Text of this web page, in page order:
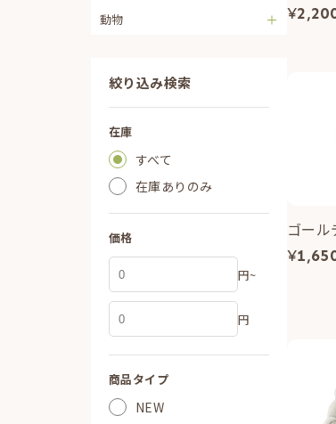
動物
絞り込み検索
在庫
すべて
在庫ありのみ
価格
円~
円
商品タイプ
NEW
¥
ゴール
¥